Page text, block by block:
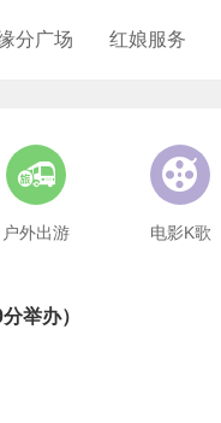
分广场 红娘服务

户外出游

电影K歌
举办）